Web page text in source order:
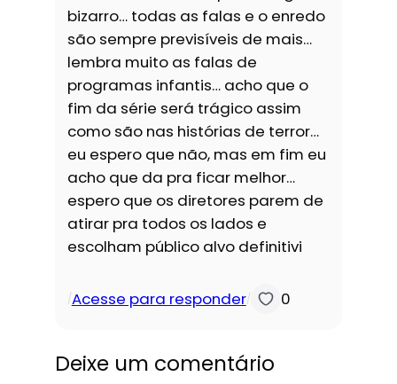
bizarro… todas as falas e o enredo
são sempre previsíveis de mais…
lembra muito as falas de
programas infantis… acho que o
fim da série será trágico assim
como são nas histórias de terror…
eu espero que não, mas em fim eu
acho que da pra ficar melhor…
espero que os diretores parem de
atirar pra todos os lados e
escolham público alvo definitivi
/Acesse para responder/ 0
Deixe um comentário